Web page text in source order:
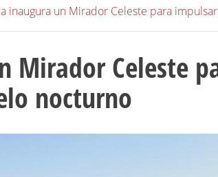
inaugura un Mirador Celeste para
Mirador Celeste
nocturno